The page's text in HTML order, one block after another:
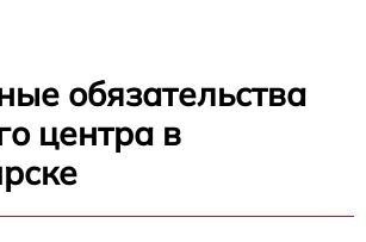
обязательства
центра в